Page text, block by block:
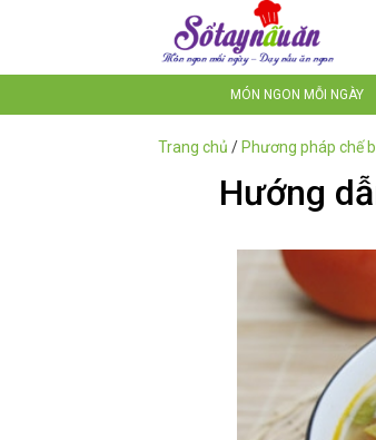
MÓN NGON MỖI NGÀY
Trang chủ / Phương pháp chế
Hướng